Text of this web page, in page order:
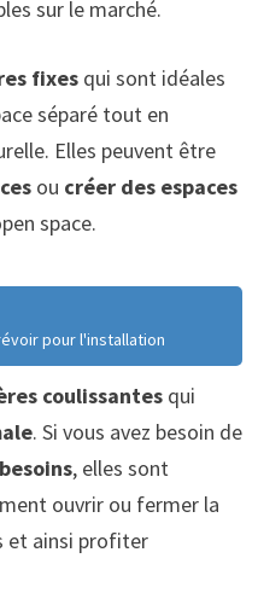
sur le marché.
fixesqui sont idéales
séparé tout en
Elles peuvent être
ou créer des espaces
space.
pour l'installation
coulissantesqui
. Si vous avez besoin de
, elles sont
ouvrir ou fermer la
et ainsi profiter